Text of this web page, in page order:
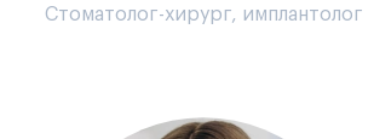
Стоматолог-хирург, имплантолог